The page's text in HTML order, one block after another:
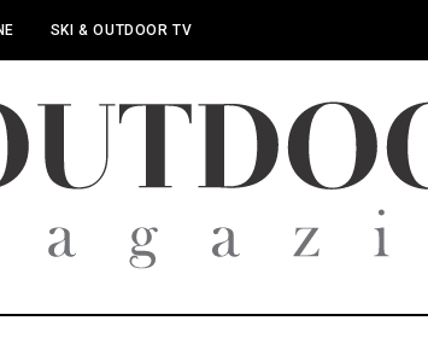
SKI & OUTDOOR TV